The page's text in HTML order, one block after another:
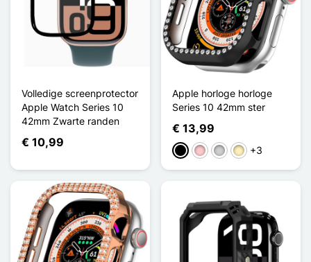
Volledige screenprotector
Apple Watch Series 10
42mm Zwarte randen
€ 10,99
Apple horloge horloge
Series 10 42mm ster
€ 13,99
ZwartRozeZilverGolden
+3